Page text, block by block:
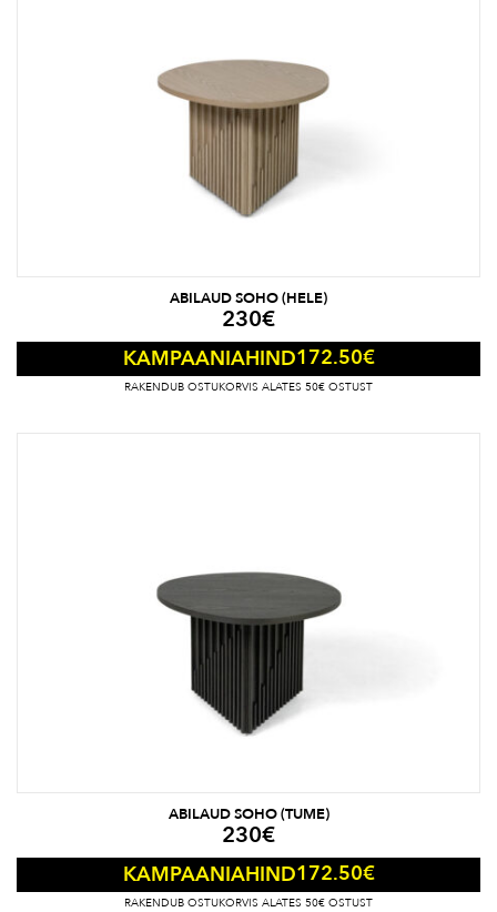
Valides Mööbliaidast abilaua, investeerid mitte ainult praktilisse
ja stiilsesse mööblisse, vaid ka paindlikkusse ja kohandatavusse,
mis võimaldab ruumi hõlpsasti ümber kujundada vastavalt
vajadusele. Need väikesed, kuid mitmekülgsed lauad on
ideaalseks võimaluseks lisada oma interjöörile funktsionaalsust
ilma kompromissideta stiilis või kvaliteedis.
ABILAUD SOHO (HELE)
230€
KAMPAANIAHIND172.50€
RAKENDUB OSTUKORVIS ALATES 50€ OSTUST
ABILAUD SOHO (TUME)
230€
KAMPAANIAHIND172.50€
RAKENDUB OSTUKORVIS ALATES 50€ OSTUST